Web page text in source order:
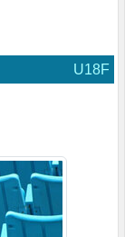
U18F